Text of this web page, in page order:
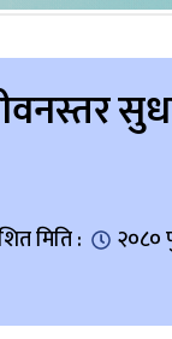
मिति : २०८०